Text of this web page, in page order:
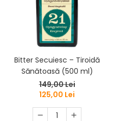
Bitter Secuiesc – Tiroidă
Sănătoasă (500 ml)
149,00 Lei
125,00 Lei